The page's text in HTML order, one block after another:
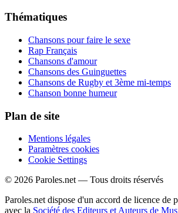
Thématiques
Chansons pour faire le sexe
Rap Français
Chansons d'amour
Chansons des Guinguettes
Chansons de Rugby et 3ème mi-temps
Chanson bonne humeur
Plan de site
Mentions légales
Paramètres cookies
Cookie Settings
© 2026 Paroles.net — Tous droits réservés
Paroles.net dispose d'un accord de licence de
avec la Société des Editeurs et Auteurs de